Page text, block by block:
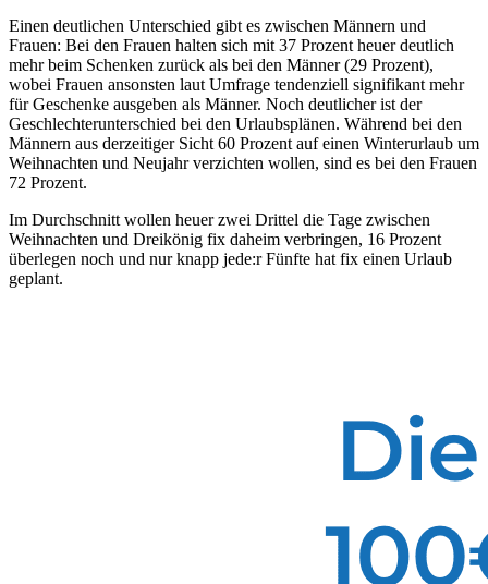
Einen deutlichen Unterschied gibt es zwischen Männern und
Frauen: Bei den Frauen halten sich mit 37 Prozent heuer deutlich
mehr beim Schenken zurück als bei den Männer (29 Prozent),
wobei Frauen ansonsten laut Umfrage tendenziell signifikant mehr
für Geschenke ausgeben als Männer. Noch deutlicher ist der
Geschlechterunterschied bei den Urlaubsplänen. Während bei den
Männern aus derzeitiger Sicht 60 Prozent auf einen Winterurlaub um
Weihnachten und Neujahr verzichten wollen, sind es bei den Frauen
72 Prozent.
Im Durchschnitt wollen heuer zwei Drittel die Tage zwischen
Weihnachten und Dreikönig fix daheim verbringen, 16 Prozent
überlegen noch und nur knapp jede:r Fünfte hat fix einen Urlaub
geplant.